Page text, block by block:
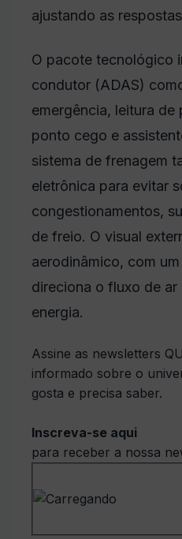
ajustando as
O pacote tecnológico
condutor (ADAS)
emergência, leitura
ponto cego e
sistema de frenagem
eletrônica para evitar
congestionamentos,
de freio. O visual
aerodinâmico, com
direciona o fluxo de
energia.
Assine as newsletters
informado sobre o
gosta e precisa saber.
Inscreva-se aqui
para receber a nossa